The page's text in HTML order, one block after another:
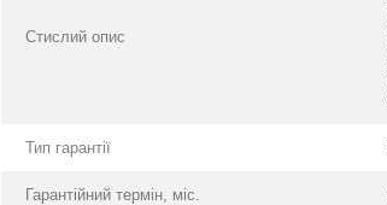
Стислий опис
Тип гарантії
Гарантійний термін, міс.